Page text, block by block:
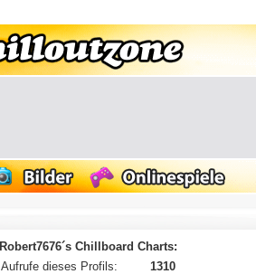
Robert7676´s Chillboard Charts:
Aufrufe dieses Profils:
1310